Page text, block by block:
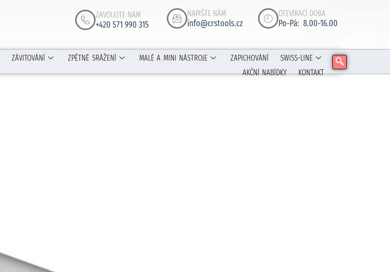
ZAVOLEJTE NÁM
+420 571 990 315
NAPIŠTE NÁM
info@crstools.cz
OTEVÍRACÍ DOBA
Po-Pá: 8.00-16.00
ZÁVITOVÁNÍ ZPĚTNÉ SRÁŽENÍ MALÉ A MINI NÁSTROJE ZAPICHOVÁNÍ
SWISS-LINE
AKČNÍ NABÍDKY
KONTAKT